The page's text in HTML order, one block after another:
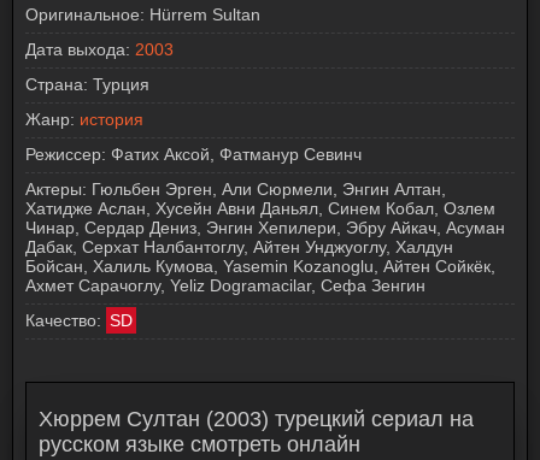
Оригинальное: Hürrem Sultan
Дата выхода: 2003
Страна: Турция
Жанр: история
Режиссер: Фатих Аксой, Фатманур Севинч
Актеры: Гюльбен Эрген, Али Сюрмели, Энгин Алтан,
Хатидже Аслан, Хусейн Авни Даньял, Синем Кобал, Озлем
Чинар, Сердар Дениз, Энгин Хепилери, Эбру Айкач, Асуман
Дабак, Серхат Налбантоглу, Айтен Унджуоглу, Халдун
Бойсан, Халиль Кумова, Yasemin Kozanoglu, Айтен Сойкёк,
Ахмет Сарачоглу, Yeliz Dogramacilar, Сефа Зенгин
Качество: SD
Хюррем Султан (2003) турецкий сериал на
русском языке смотреть онлайн